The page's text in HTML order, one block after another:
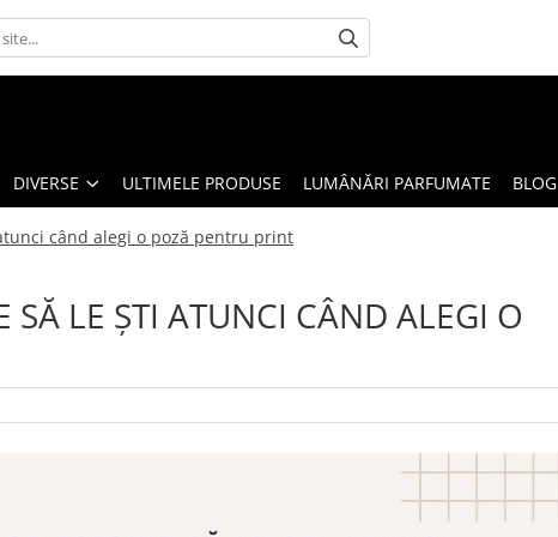
DIVERSE ULTIMELE PRODUSE LUMÂNĂRI PARFUMATE BLOG
când alegi o poză pentru print
SĂ LE ȘTI ATUNCI CÂND ALEGI O